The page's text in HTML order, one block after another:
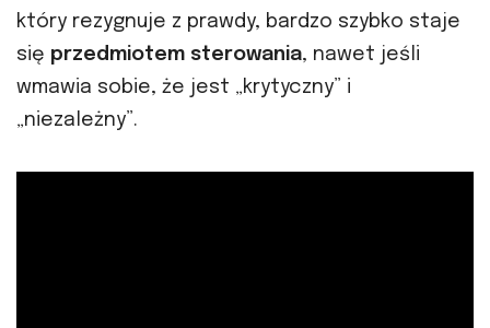
który rezygnuje z prawdy, bardzo szybko staje
się przedmiotem sterowania, nawet jeśli
wmawia sobie, że jest „krytyczny” i
„niezależny”.